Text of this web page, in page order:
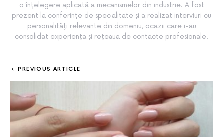
o înțelegere aplicată a mecanismelor din industrie. A fost
prezent la conferințe de specialitate și a realizat interviuri cu
personalități relevante din domeniu, ocazii care i-au
consolidat experiența și rețeaua de contacte profesionale.
PREVIOUS ARTICLE